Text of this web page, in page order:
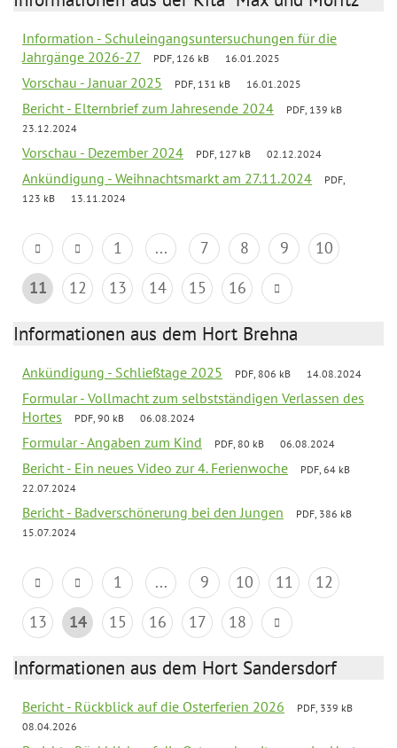
Information - Schuleingangsuntersuchungen für die
Jahrgänge 2026-27
PDF, 126 kB 16.01.2025
Vorschau - Januar 2025 PDF, 131 kB 16.01.2025
Bericht - Elternbrief zum Jahresende 2024
PDF, 139 kB
23.12.2024
Vorschau - Dezember 2024 PDF, 127 kB 02.12.2024
Ankündigung - Weihnachtsmarkt am 27.11.2024
PDF,
123 kB
13.11.2024
1 ... 7 8 9
10
11
12 13 14 15 16
Informationen aus dem Hort Brehna
Ankündigung - Schließtage 2025 PDF, 806 kB 14.08.2024
Formular - Vollmacht zum selbstständigen Verlassen des
Hortes
PDF, 90 kB 06.08.2024
Formular - Angaben zum Kind PDF, 80 kB 06.08.2024
Bericht - Ein neues Video zur 4. Ferienwoche
PDF, 64 kB
22.07.2024
Bericht - Badverschönerung bei den Jungen
PDF, 386 kB
15.07.2024
1 ... 9 10 11
12
13
14 15 16 17 18
Informationen aus dem Hort Sandersdorf
Bericht - Rückblick auf die Osterferien 2026
PDF, 339 kB
08.04.2026